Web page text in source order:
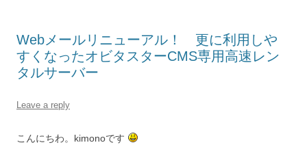
Webメールリニューアル！ 更に利用しや
すくなったオビタスターCMS専用高速レン
タルサーバー
Leave a reply
こんにちわ。kimonoです